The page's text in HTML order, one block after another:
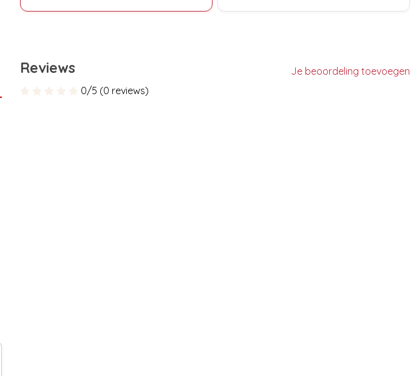
Reviews
Je beoordeling toevoegen
0/5 (0 reviews)